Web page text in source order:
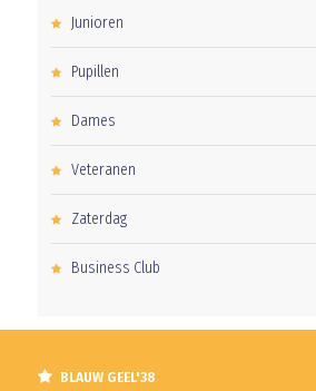
Junioren
Pupillen
Dames
Veteranen
Zaterdag
Business Club
BLAUW GEEL'38